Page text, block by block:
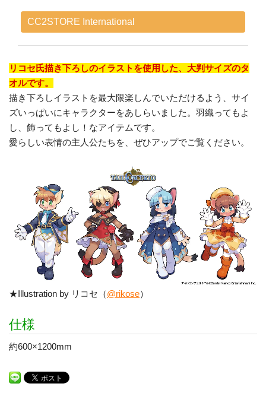
CC2STORE International
リコセ氏描き下ろしのイラストを使用した、大判サイズのタ
オルです。
描き下ろしイラストを最大限楽しんでいただけるよう、サイ
ズいっぱいにキャラクターをあしらいました。羽織ってもよ
し、飾ってもよし！なアイテムです。
愛らしい表情の主人公たちを、ぜひアップでご覧ください。
★Illustration by リコセ（@rikose）
仕様
約600×1200mm